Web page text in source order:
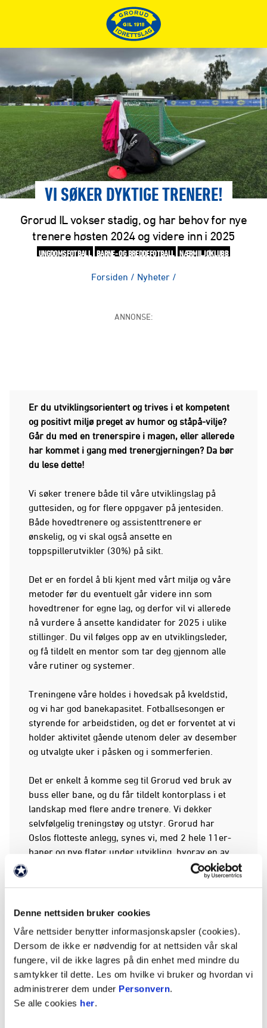
Denne nettsiden bruker cookies
Våre nettsider benytter informasjonskapsler (cookies).
Dersom de ikke er nødvendig for at nettsiden vår skal
fungere, vil de ikke lagres på din enhet med mindre du
samtykker til dette. Les om hvilke vi bruker og hvordan vi
administrerer dem under Personvern.
Se alle cookies her.
VI SØKER DYKTIGE TRENERE!
Grorud IL vokser stadig, og har behov for nye
trenere høsten 2024 og videre inn i 2025
UNGDOMSFOTBALL BARNE- OG BREDDEFOTBALL NÆRMILJØKLUBB
Forsiden / Nyheter /
ANNONSE:
Er du utviklingsorientert og trives i et kompetent
og positivt miljø preget av humor og ståpå-vilje?
Går du med en trenerspire i magen, eller allerede
har kommet i gang med trenergjerningen? Da bør
du lese dette!
Vi søker trenere både til våre utviklingslag på
guttesiden, og for flere oppgaver på jentesiden.
Både hovedtrenere og assistenttrenere er
ønskelig, og vi skal også ansette en
toppspillerutvikler (30%) på sikt.
Det er en fordel å bli kjent med vårt miljø og våre
metoder før du eventuelt går videre inn som
hovedtrener for egne lag, og derfor vil vi allerede
nå vurdere å ansette kandidater for 2025 i ulike
stillinger. Du vil følges opp av en utviklingsleder,
og få tildelt en mentor som tar deg gjennom alle
våre rutiner og systemer.
Treningene våre holdes i hovedsak på kveldstid,
og vi har god banekapasitet. Fotballsesongen er
styrende for arbeidstiden, og det er forventet at vi
holder aktivitet gående utenom deler av desember
og utvalgte uker i påsken og i sommerferien.
Det er enkelt å komme seg til Grorud ved bruk av
buss eller bane, og du får tildelt kontorplass i et
landskap med flere andre trenere. Vi dekker
selvfølgelig treningstøy og utstyr. Grorud har
Oslos flotteste anlegg, synes vi, med 2 hele 11er-
baner og nye flater under utvikling, hvorav en av
dem har undervarme og holdes åpen hele året.
Her ligger alt til rette for å utvikle fremtidige
deltidsjobb ved siden av trenerjobben her. Grorud
IL er en familie, og vi tilbyr et ekstremt godt og
dyktig fellesskap, men vi synes også det er viktig
at du evner å holde flere baller i lufta og er
engasjert andre steder på dagtid. Vi ønsker å være
med å utvikle deg som trener, og kanskje ta steget